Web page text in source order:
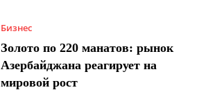
Бизнес
Золото по 220 манатов: рынок
Азербайджана реагирует на
мировой рост